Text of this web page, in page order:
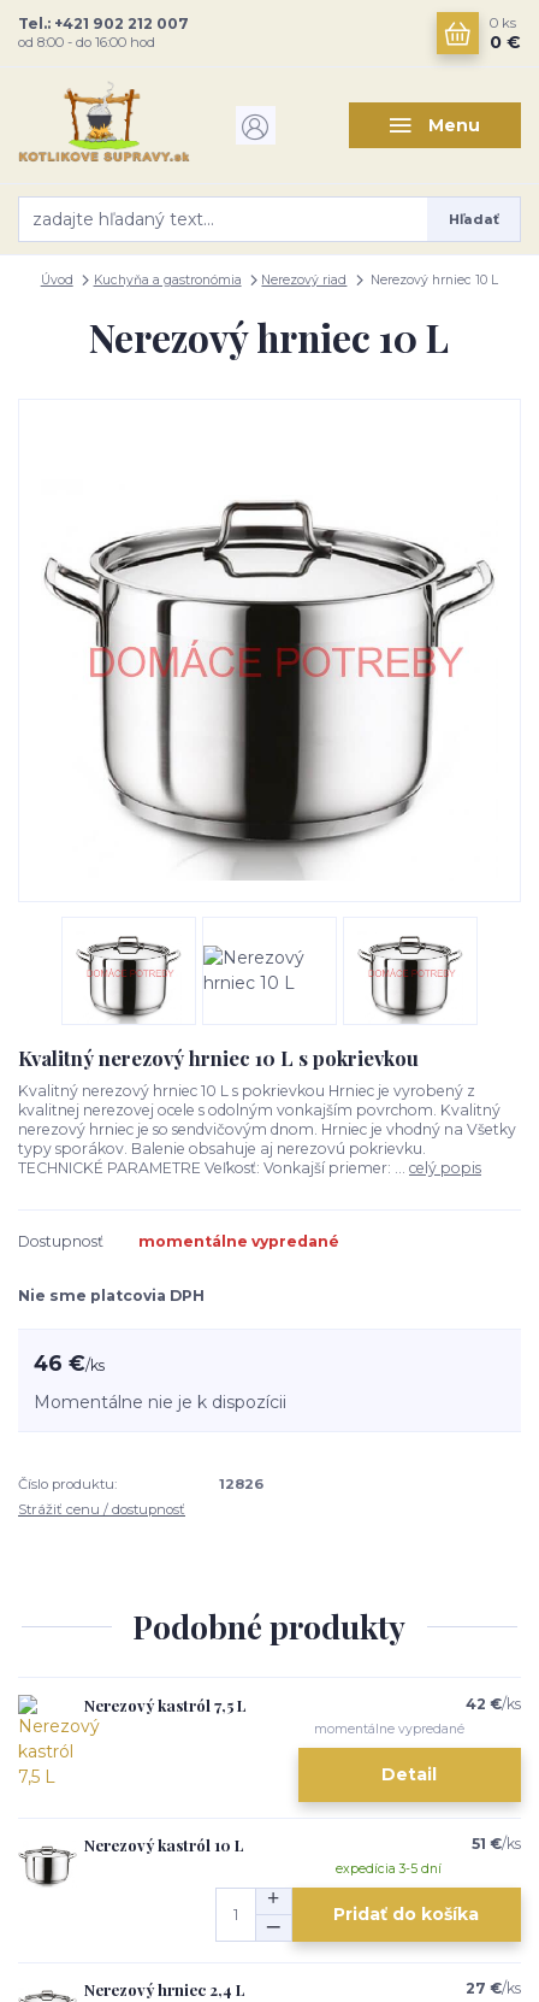
Menu
Hľadať
Tel.: +421 902 212 007
od 8:00 - do 16:00 hod
0 ks
0 €
Úvod Kuchyňa a gastronómia Nerezový riad Nerezový hrniec 10 L
Nerezový hrniec 10 L
Kvalitný nerezový hrniec 10 L s pokrievkou
Kvalitný nerezový hrniec 10 L s pokrievkou Hrniec je vyrobený z
kvalitnej nerezovej ocele s odolným vonkajším povrchom. Kvalitný
nerezový hrniec je so sendvičovým dnom. Hrniec je vhodný na Všetky
typy sporákov. Balenie obsahuje aj nerezovú pokrievku.
TECHNICKÉ PARAMETRE Veľkosť: Vonkajší priemer: ... celý popis
Dostupnosť momentálne vypredané
Nie sme platcovia DPH
46 €/ks
Momentálne nie je k dispozícii
Číslo produktu:
12826
Strážiť cenu / dostupnosť
Podobné produkty
Nerezový kastról 7,5 L 42 €/ks
momentálne vypredané
Detail
Nerezový kastról 10 L 51 €/ks
expedícia 3-5 dní
Pridať do košíka
Nerezový hrniec 2,4 L 27 €/ks